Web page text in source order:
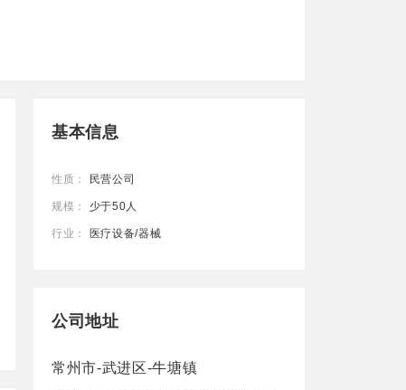
基本信息
性质： 民营公司
规模： 少于50人
行业： 医疗设备/器械
公司地址
常州市-武进区-牛塘镇